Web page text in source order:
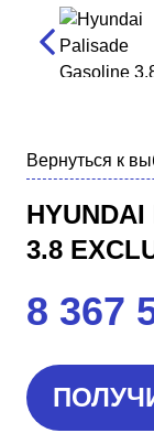
Вернуться к
3.8
8 367